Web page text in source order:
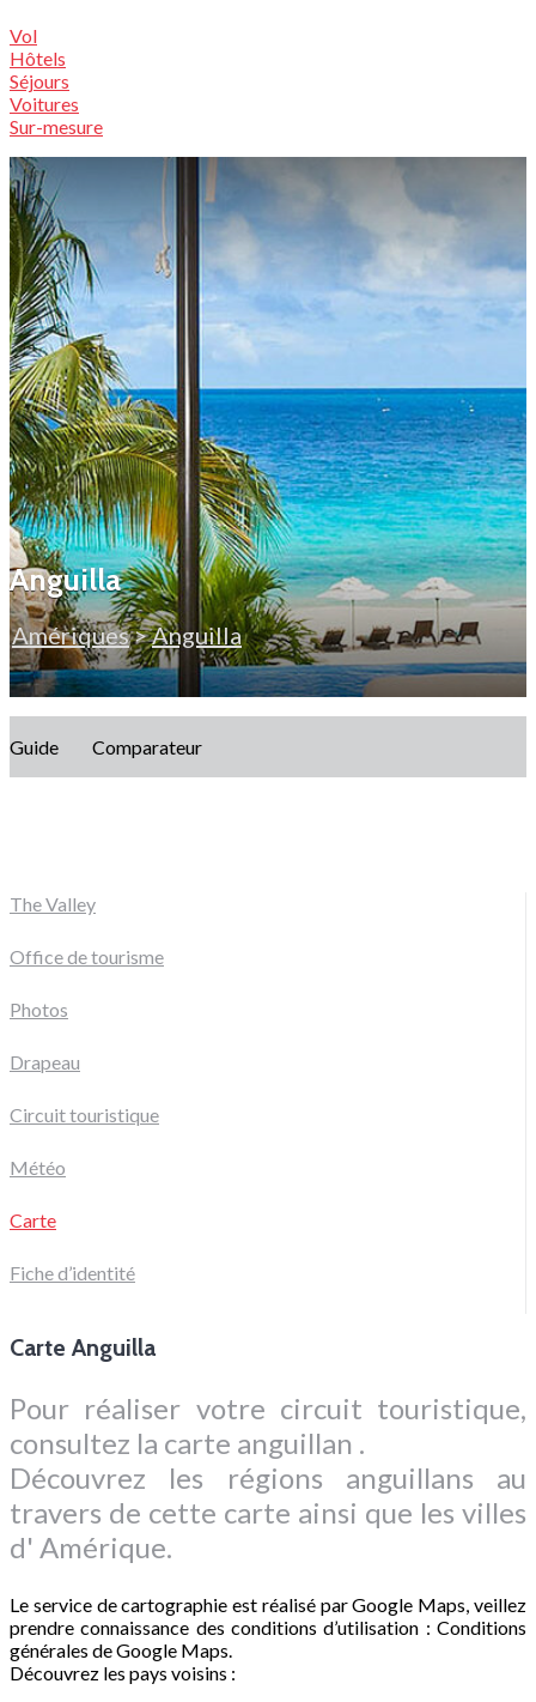
Vol
Hôtels
Séjours
Voitures
Sur-mesure
Anguilla
Amériques>Anguilla
Guide Comparateur
The Valley
Office de tourisme
Photos
Drapeau
Circuit touristique
Météo
Carte
Fiche d’identité
Carte Anguilla
Pour réaliser votre circuit touristique,
consultez la carte anguillan .
Découvrez les régions anguillans au
travers de cette carte ainsi que les villes
d' Amérique.
Le service de cartographie est réalisé par Google Maps, veillez
prendre connaissance des conditions d’utilisation : Conditions
générales de Google Maps.
Découvrez les pays voisins :